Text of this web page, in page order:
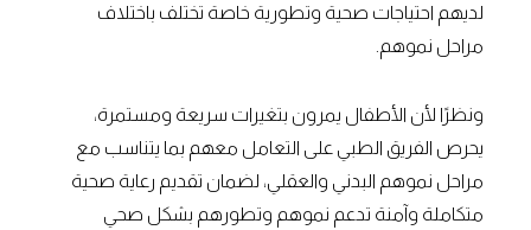
لديهم احتياجات صحية وتطورية خاصة تختلف باختلاف
مراحل نموهم.
ونظرًا لأن الأطفال يمرون بتغيرات سريعة ومستمرة،
يحرص الفريق الطبي على التعامل معهم بما يتناسب مع
مراحل نموهم البدني والعقلي، لضمان تقديم رعاية صحية
متكاملة وآمنة تدعم نموهم وتطورهم بشكل صحي